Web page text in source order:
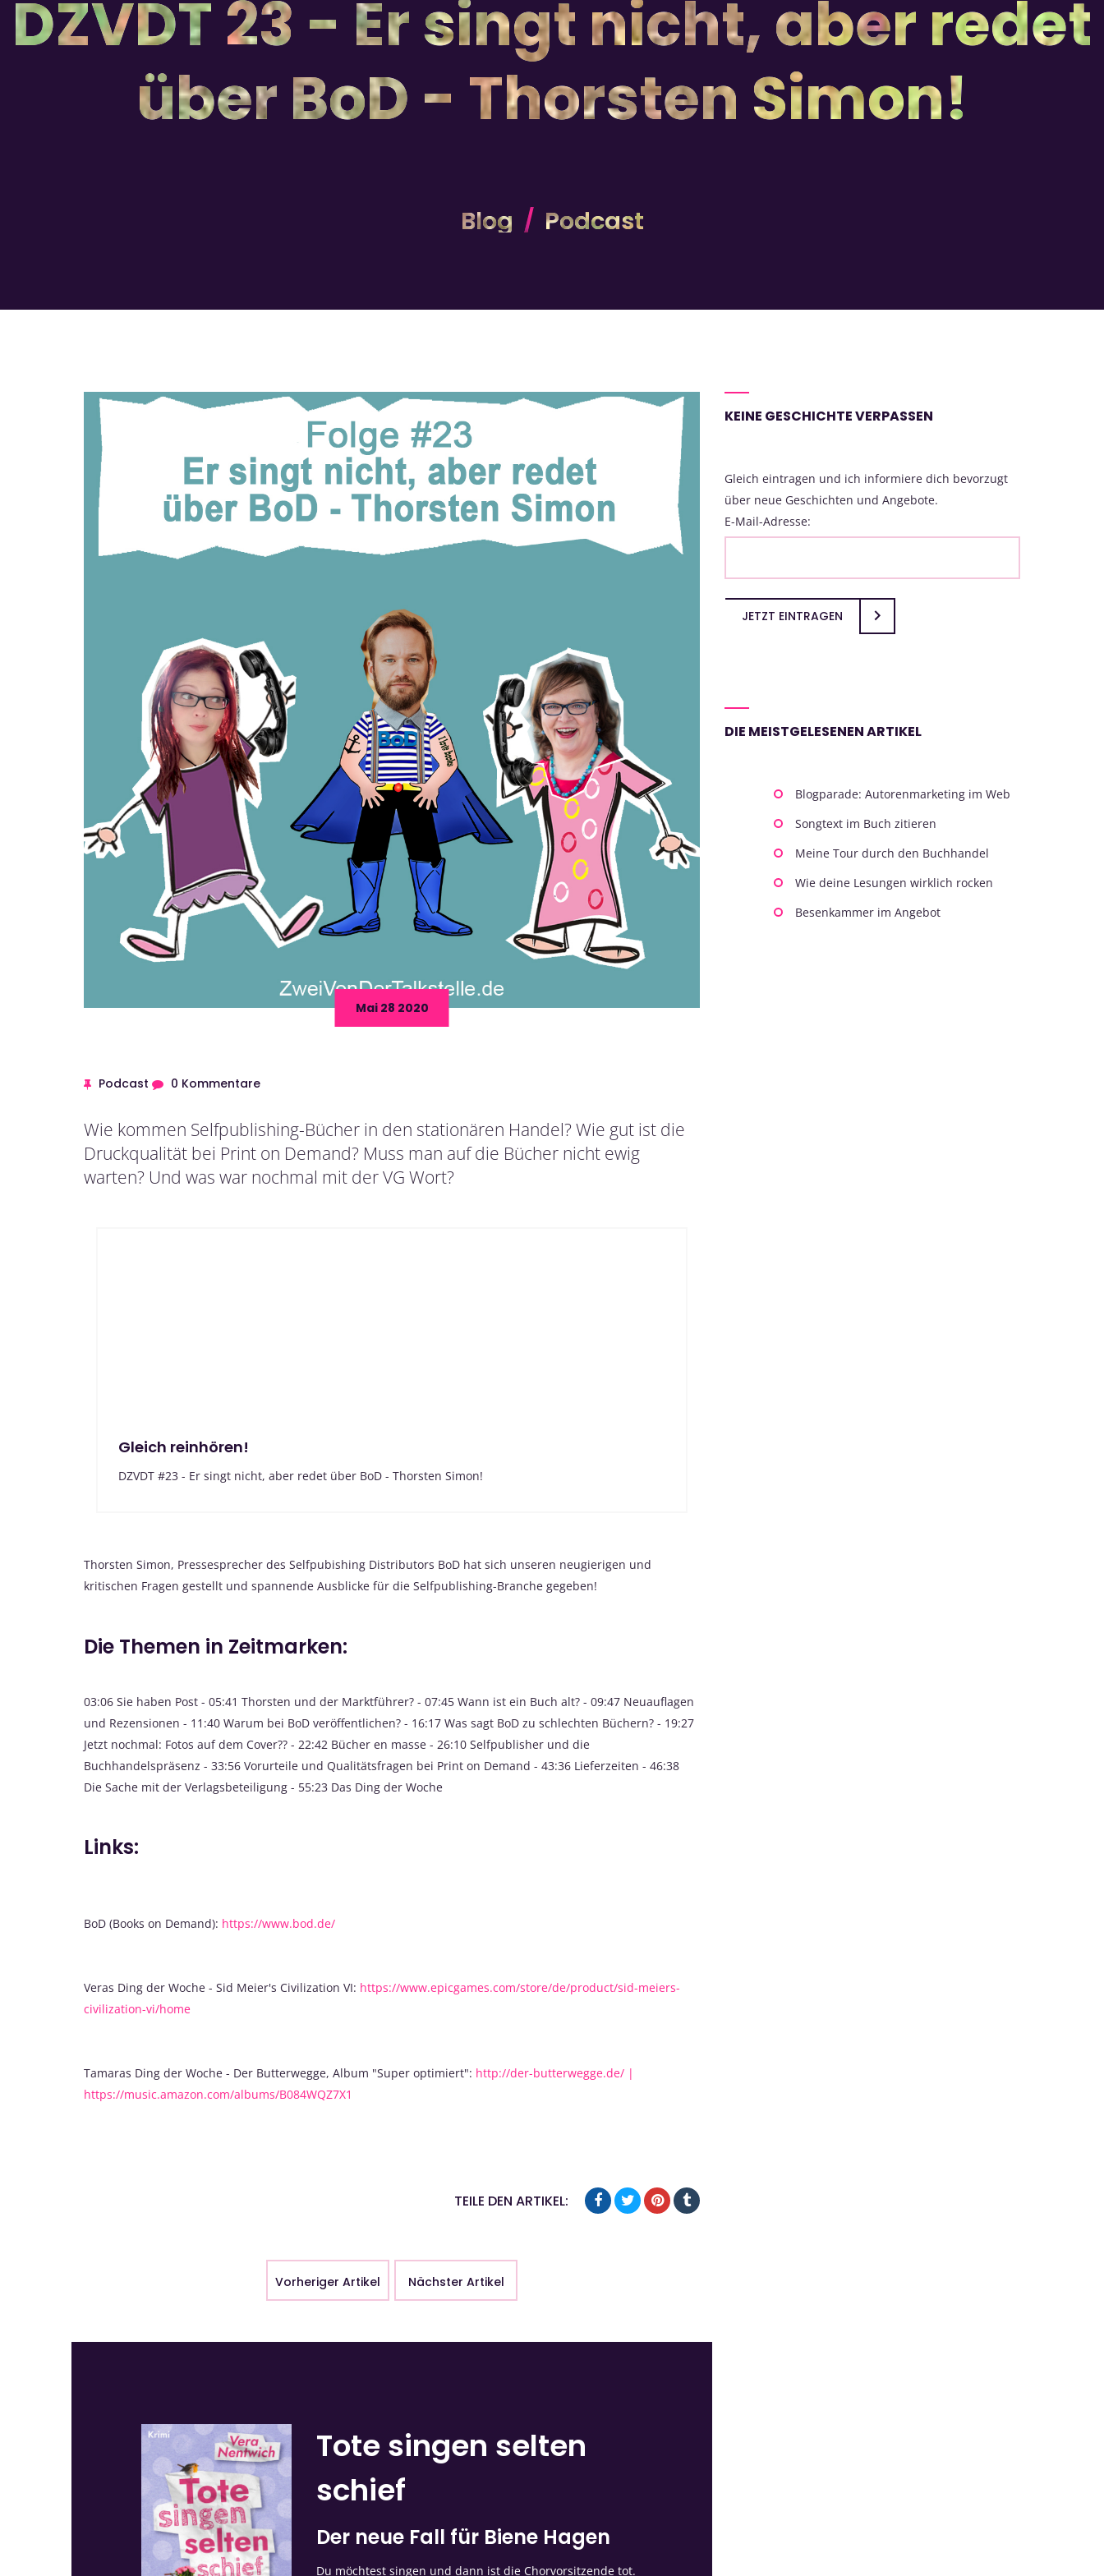
DZVDT 23 - Er singt nicht, aber redet
über BoD - Thorsten Simon!
Blog Podcast
Mai 28 2020
Podcast 0 Kommentare
Wie kommen Selfpublishing-Bücher in den stationären Handel? Wie gut ist die
Druckqualität bei Print on Demand? Muss man auf die Bücher nicht ewig
warten? Und was war nochmal mit der VG Wort?
Gleich reinhören!
DZVDT #23 - Er singt nicht, aber redet über BoD - Thorsten Simon!
Thorsten Simon, Pressesprecher des Selfpubishing Distributors BoD hat sich unseren neugierigen und
kritischen Fragen gestellt und spannende Ausblicke für die Selfpublishing-Branche gegeben!
Die Themen in Zeitmarken:
03:06 Sie haben Post - 05:41 Thorsten und der Marktführer? - 07:45 Wann ist ein Buch alt? - 09:47 Neuauflagen
und Rezensionen - 11:40 Warum bei BoD veröffentlichen? - 16:17 Was sagt BoD zu schlechten Büchern? - 19:27
Jetzt nochmal: Fotos auf dem Cover?? - 22:42 Bücher en masse - 26:10 Selfpublisher und die
Buchhandelspräsenz - 33:56 Vorurteile und Qualitätsfragen bei Print on Demand - 43:36 Lieferzeiten - 46:38
Die Sache mit der Verlagsbeteiligung - 55:23 Das Ding der Woche
Links:
BoD (Books on Demand): https://www.bod.de/
Veras Ding der Woche - Sid Meier's Civilization VI: https://www.epicgames.com/store/de/product/sid-meiers-
civilization-vi/home
Tamaras Ding der Woche - Der Butterwegge, Album "Super optimiert": http://der-butterwegge.de/ |
https://music.amazon.com/albums/B084WQZ7X1
TEILE DEN ARTIKEL:
Vorheriger Artikel Nächster Artikel
Tote singen selten
schief
Der neue Fall für Biene Hagen
Du möchtest singen und dann ist die Chorvorsitzende tot.
KEINE GESCHICHTE VERPASSEN
Gleich eintragen und ich informiere dich bevorzugt
über neue Geschichten und Angebote.
E-Mail-Adresse:
JETZT EINTRAGEN
DIE MEISTGELESENEN ARTIKEL
Blogparade: Autorenmarketing im Web
Songtext im Buch zitieren
Meine Tour durch den Buchhandel
Wie deine Lesungen wirklich rocken
Besenkammer im Angebot